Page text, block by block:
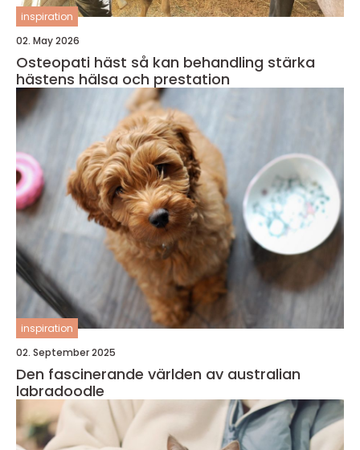
inspiration
02. May 2026
Osteopati häst så kan behandling stärka
hästens hälsa och prestation
inspiration
02. September 2025
Den fascinerande världen av australian
labradoodle